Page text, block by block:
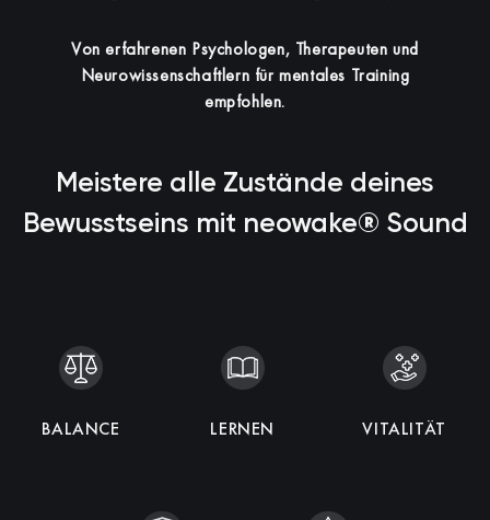
Von erfahrenen Psychologen, Therapeuten und
Neurowissenschaftlern für mentales Training
empfohlen.
Meistere alle Zustände deines
Bewusstseins mit neowake® Sound
SCHLAF
BALANCE
KOHÄRENZ ENTSPANNUNG
IMMUNITÄT
LERNEN MEDITATION
INTELLIGENZ
VITALITÄT